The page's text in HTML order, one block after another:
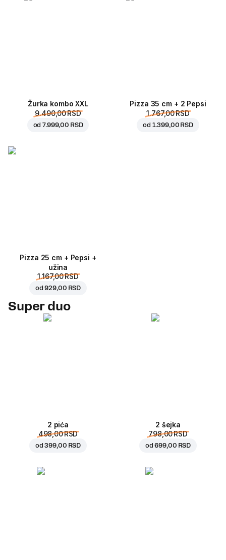
Žurka kombo XXL
9.490,00 RSD
od7.999,00 RSD
Pizza 35 cm + 2 Pepsi
1.767,00 RSD
od 1.399,00 RSD
Pizza 25 cm + Pepsi +
užina
1.167,00 RSD
od929,00 RSD
Super duo
2 pića
498,00 RSD
od399,00 RSD
2 šejka
798,00 RSD
od699,00 RSD